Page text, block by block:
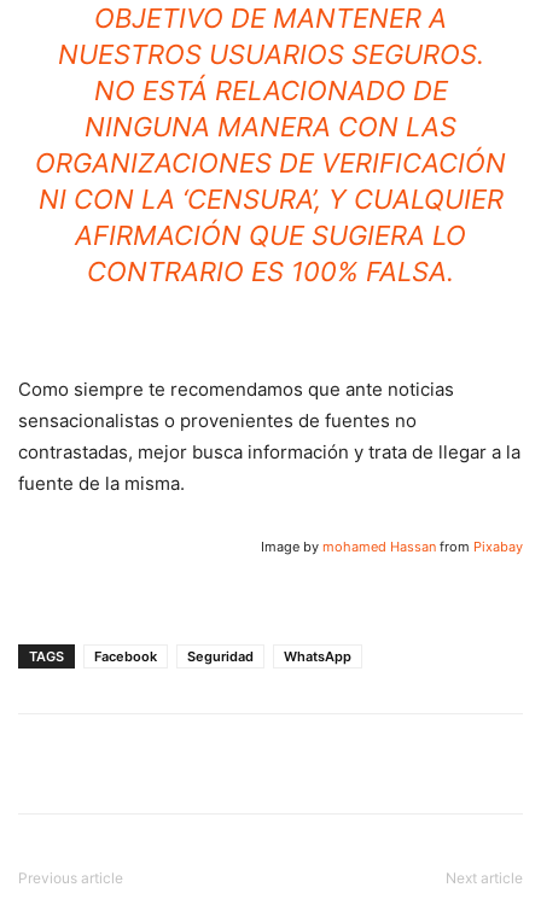
OBJETIVO DE MANTENER A
NUESTROS USUARIOS SEGUROS.
NO ESTÁ RELACIONADO DE
NINGUNA MANERA CON LAS
ORGANIZACIONES DE VERIFICACIÓN
NI CON LA ‘CENSURA’, Y CUALQUIER
AFIRMACIÓN QUE SUGIERA LO
CONTRARIO ES 100% FALSA.
Como siempre te recomendamos que ante noticias
sensacionalistas o provenientes de fuentes no
contrastadas, mejor busca información y trata de llegar a la
fuente de la misma.
Image by mohamed Hassan from Pixabay
TAGS Facebook Seguridad WhatsApp
Previous article Next article